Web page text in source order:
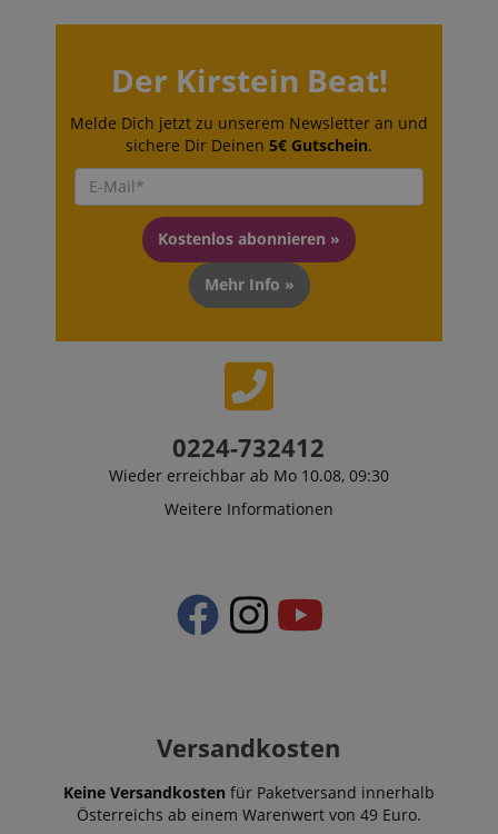
Der Kirstein Beat!
Melde Dich jetzt zu unserem Newsletter an und
sichere Dir Deinen 5€ Gutschein.
Kostenlos abonnieren »
Mehr Info »
0224-732412
Wieder erreichbar ab Mo 10.08, 09:30
Weitere Informationen
Versandkosten
Keine Versandkosten für Paketversand innerhalb
Österreichs ab einem Warenwert von 49 Euro.